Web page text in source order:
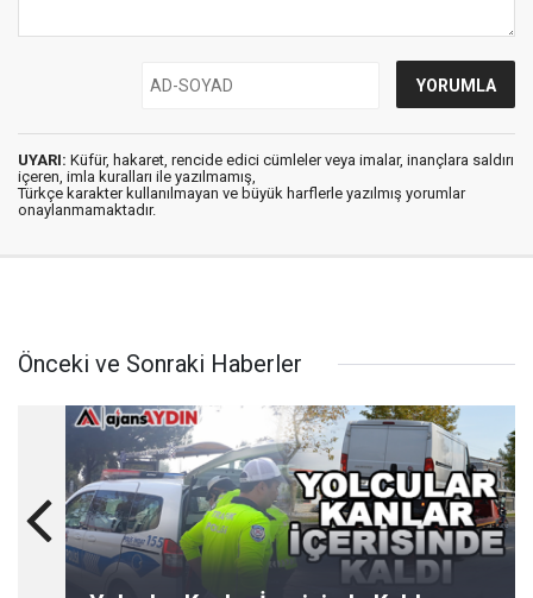
UYARI: Küfür, hakaret, rencide edici cümleler veya imalar, inançlara saldırı
içeren, imla kuralları ile yazılmamış,
Türkçe karakter kullanılmayan ve büyük harflerle yazılmış yorumlar
onaylanmamaktadır.
Önceki ve Sonraki Haberler